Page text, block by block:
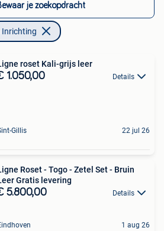
je zoekopdracht
Inrichting
Ligne roset Kali-grijs leer
1.050,00 Details
Gillis 22 jul 26
Roset - Togo - Zetel Set - Bruin
Gratis levering
5.800,00 Details
1 aug 26